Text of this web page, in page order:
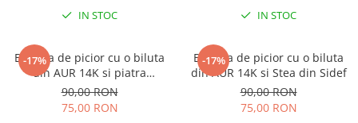
IN STOC IN STOC
-17%
Bratara de picior cu o biluta
din AUR 14K si piatra
Naturala Ochi de Tigru
90,00 RON
75,00 RON
-17%
Bratara de picior cu o biluta
din AUR 14K si Stea din Sidef
90,00 RON
75,00 RON